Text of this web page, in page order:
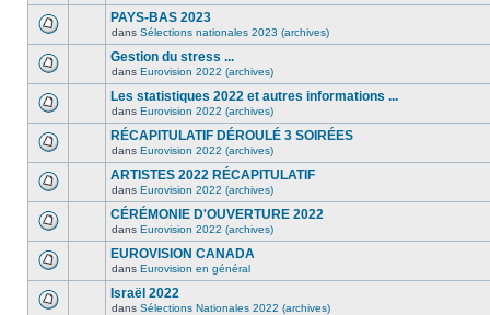
PAYS-BAS 2023
dans Sélections nationales 2023 (archives)
Gestion du stress ...
dans Eurovision 2022 (archives)
Les statistiques 2022 et autres informations ...
dans Eurovision 2022 (archives)
RÉCAPITULATIF DÉROULÉ 3 SOIRÉES
dans Eurovision 2022 (archives)
ARTISTES 2022 RÉCAPITULATIF
dans Eurovision 2022 (archives)
CÉRÉMONIE D'OUVERTURE 2022
dans Eurovision 2022 (archives)
EUROVISION CANADA
dans Eurovision en général
Israël 2022
dans Sélections Nationales 2022 (archives)